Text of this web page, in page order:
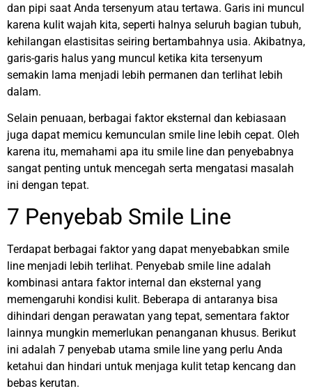
dan pipi saat Anda tersenyum atau tertawa. Garis ini muncul
karena kulit wajah kita, seperti halnya seluruh bagian tubuh,
kehilangan elastisitas seiring bertambahnya usia. Akibatnya,
garis-garis halus yang muncul ketika kita tersenyum
semakin lama menjadi lebih permanen dan terlihat lebih
dalam.
Selain penuaan, berbagai faktor eksternal dan kebiasaan
juga dapat memicu kemunculan smile line lebih cepat. Oleh
karena itu, memahami apa itu smile line dan penyebabnya
sangat penting untuk mencegah serta mengatasi masalah
ini dengan tepat.
7 Penyebab Smile Line
Terdapat berbagai faktor yang dapat menyebabkan smile
line menjadi lebih terlihat. Penyebab smile line adalah
kombinasi antara faktor internal dan eksternal yang
memengaruhi kondisi kulit. Beberapa di antaranya bisa
dihindari dengan perawatan yang tepat, sementara faktor
lainnya mungkin memerlukan penanganan khusus. Berikut
ini adalah 7 penyebab utama smile line yang perlu Anda
ketahui dan hindari untuk menjaga kulit tetap kencang dan
bebas kerutan.